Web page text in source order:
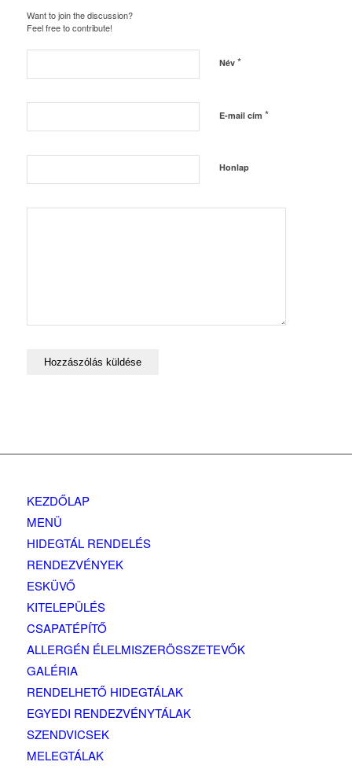
Want to join the discussion?
Feel free to contribute!
Név *
E-mail cím *
Honlap
KEZDŐLAP
MENÜ
HIDEGTÁL RENDELÉS
RENDEZVÉNYEK
ESKÜVŐ
KITELEPÜLÉS
CSAPATÉPÍTŐ
ALLERGÉN ÉLELMISZERÖSSZETEVŐK
GALÉRIA
RENDELHETŐ HIDEGTÁLAK
EGYEDI RENDEZVÉNYTÁLAK
SZENDVICSEK
MELEGTÁLAK